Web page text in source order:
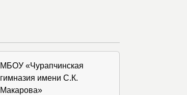
МБОУ «Чурапчинская
гимназия имени С.К.
Макарова»